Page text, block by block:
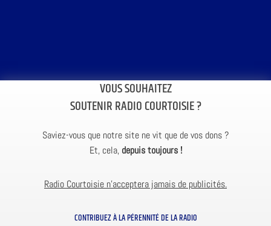
VOUS SOUHAITEZ
SOUTENIR RADIO COURTOISIE ?
Saviez-vous que notre site ne vit que de vos dons ?
Et, cela, depuis toujours !
Radio Courtoisie n’acceptera jamais de publicités.
CONTRIBUEZ À LA PÉRENNITÉ DE LA RADIO